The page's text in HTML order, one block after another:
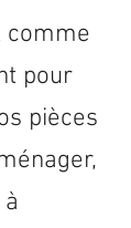
comme
pour
pièces